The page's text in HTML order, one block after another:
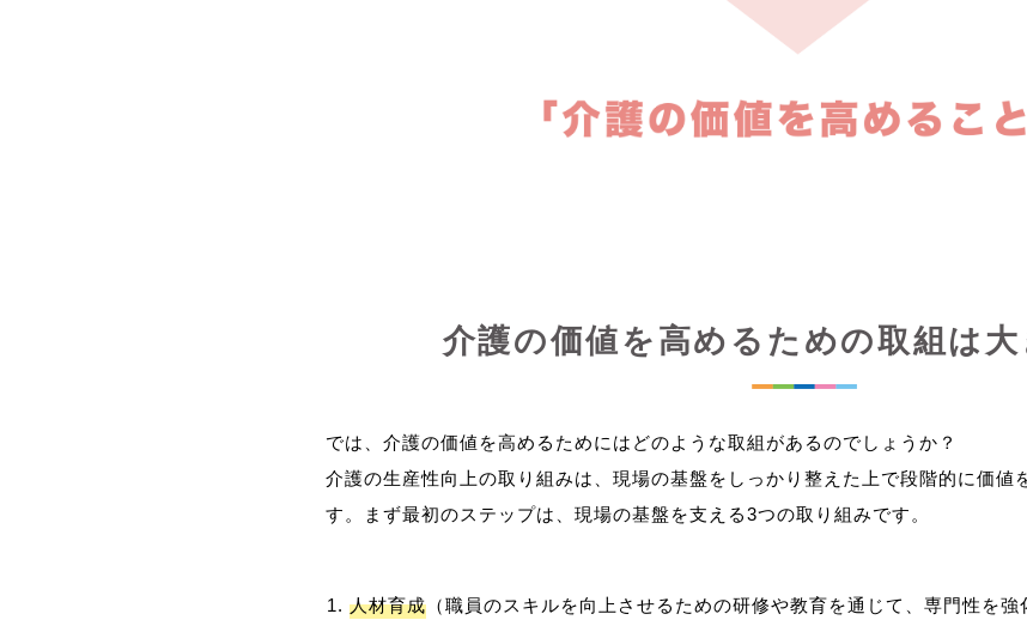
介護の価値を高めるための取組は大
では、介護の価値を高めるためにはどのような取組があるのでしょうか？
介護の生産性向上の取り組みは、現場の基盤をしっかり整えた上で段階的に価値
人材育成 （職員のスキルを向上させるための研修や教育を通じて、専門性を強